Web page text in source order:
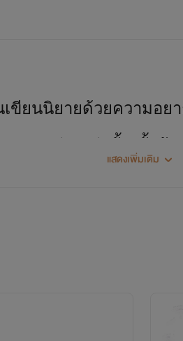
ขียนนิยายด้วยความอย
แสดงเพิ่มเติม